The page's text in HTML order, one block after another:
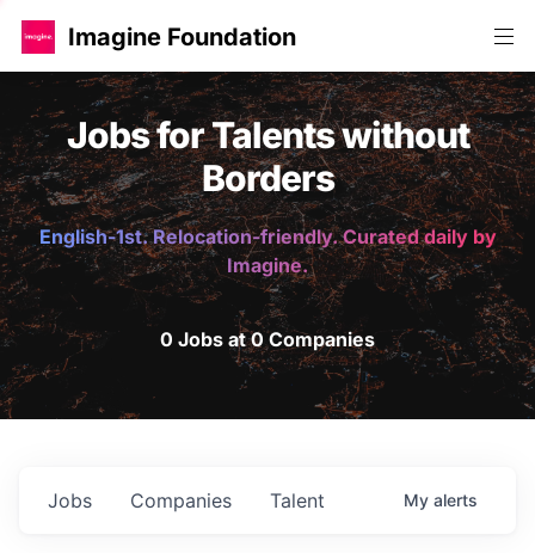
Imagine Foundation
Jobs for Talents without
Borders
English-1st. Relocation-friendly. Curated daily by
Imagine.
0 Jobs at 0 Companies
Jobs Companies Talent My alerts